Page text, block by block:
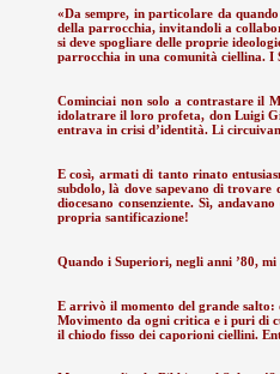
«Da sempre, in particolare da
della parrocchia, invitandoli a
si deve spogliare delle proprie
parrocchia in una comunità ciellina. I
Cominciai non solo a contrastare il
idolatrare il loro profeta, don Luigi
entrava in crisi d’identità. Li
E così, armati di tanto rinato
subdolo, là dove sapevano di trovare
diocesano consenziente. Sì,
propria santificazione!
Quando i Superiori, negli anni ’80,
E arrivò il momento del grande salto:
Movimento da ogni critica e i puri di
il chiodo fisso dei caporioni ciellini.